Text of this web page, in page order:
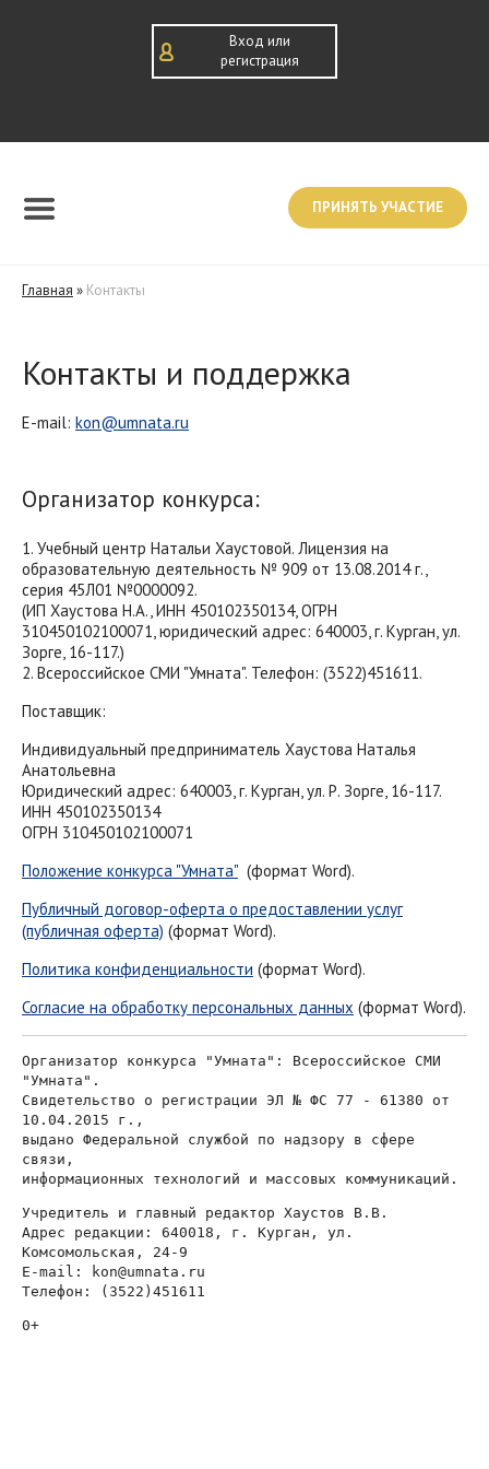
Вход или
регистрация
ПРИНЯТЬ УЧАСТИЕ
Главная » Контакты
Контакты и поддержка
E-mail: kon@umnata.ru
Организатор конкурса:
1. Учебный центр Натальи Хаустовой. Лицензия на
образовательную деятельность № 909 от 13.08.2014 г.,
серия 45Л01 №0000092.
(ИП Хаустова Н.А., ИНН 450102350134, ОГРН
310450102100071, юридический адрес: 640003, г. Курган, ул.
Зорге, 16-117.)
2. Всероссийское СМИ "Умната". Телефон: (3522)451611.
Поставщик:
Индивидуальный предприниматель Хаустова Наталья
Анатольевна
Юридический адрес: 640003, г. Курган, ул. Р. Зорге, 16-117.
ИНН 450102350134
ОГРН 310450102100071
Положение конкурса "Умната" (формат Word).
Публичный договор-оферта о предоставлении услуг
(публичная оферта) (формат Word).
Политика конфиденциальности (формат Word).
Согласие на обработку персональных данных (формат Word).
Организатор конкурса "Умната": Всероссийское СМИ
"Умната".
Свидетельство о регистрации ЭЛ № ФС 77 - 61380 от
10.04.2015 г.,
выдано Федеральной службой по надзору в сфере
связи,
информационных технологий и массовых коммуникаций.
Учредитель и главный редактор Хаустов В.В.
Адрес редакции: 640018, г. Курган, ул.
Комсомольская, 24-9
E-mail: kon@umnata.ru
Телефон: (3522)451611
0+